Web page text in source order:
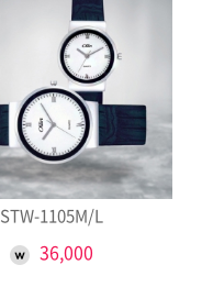
STW-1105M/L
36,000